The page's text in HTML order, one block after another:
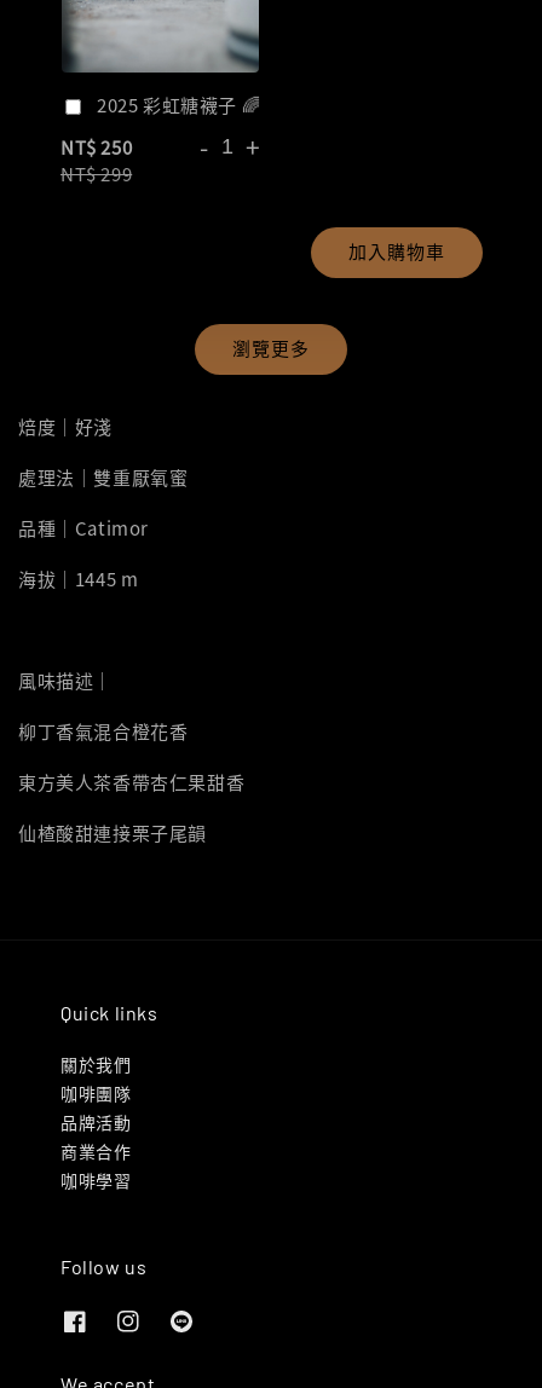
2025 彩虹糖襪子 🌈
NT$ 250
NT$ 299
- +
加入購物車
瀏覽更多
焙度｜好淺
處理法｜雙重厭氧蜜
品種｜Catimor
海拔｜1445 m
風味描述｜
柳丁香氣混合橙花香
東方美人茶香帶杏仁果甜香
仙楂酸甜連接栗子尾韻
Quick links
關於我們
咖啡團隊
品牌活動
商業合作
咖啡學習
Follow us
We accept